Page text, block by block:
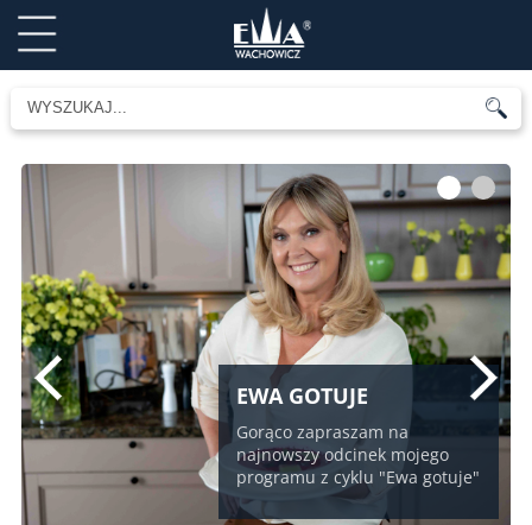
EWA GOTUJE
Gorąco zapraszam na
najnowszy odcinek mojego
programu z cyklu "Ewa gotuje"
1 2